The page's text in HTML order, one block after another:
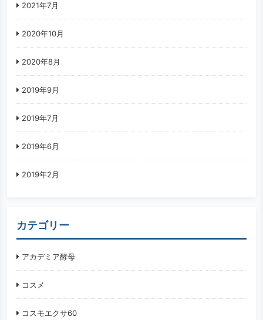
2021年7月
2020年10月
2020年8月
2019年9月
2019年7月
2019年6月
2019年2月
カテゴリー
アカデミア酵母
コスメ
コスモエクサ60